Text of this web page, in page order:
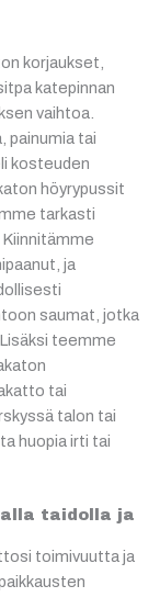
korjaukset,
katepinnan
vaihtoa.
painumia tai
kosteuden
höyrypussit
tarkasti
ja
saumat, jotka
teemme
tai
talon tai
huopia irti tai
taidolla ja
toimivuutta ja